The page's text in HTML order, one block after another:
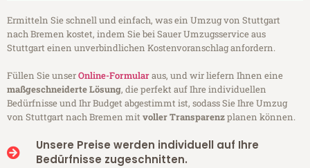
Ermitteln Sie schnell und einfach, was ein Umzug von Stuttgart
nach Bremen kostet, indem Sie bei Sauer Umzugsservice aus
Stuttgart einen unverbindlichen Kostenvoranschlag anfordern.
Füllen Sie unserOnline-Formularaus, und wir liefern Ihnen eine
maßgeschneiderte Lösung, die perfekt auf Ihre individuellen
Bedürfnisse und Ihr Budget abgestimmt ist, sodass Sie Ihre Umzug
von Stuttgart nach Bremen mitvoller Transparenzplanen können.
Unsere Preise werden individuell auf Ihre
Bedürfnisse zugeschnitten.